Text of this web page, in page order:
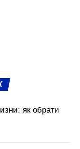
як обрати